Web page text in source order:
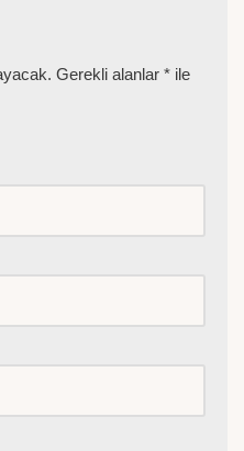
Gerekli alanlar * ile